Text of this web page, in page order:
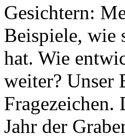
Gesichtern:
Beispiele, wie
hat. Wie
weiter? Unser
Fragezeichen.
Jahr der